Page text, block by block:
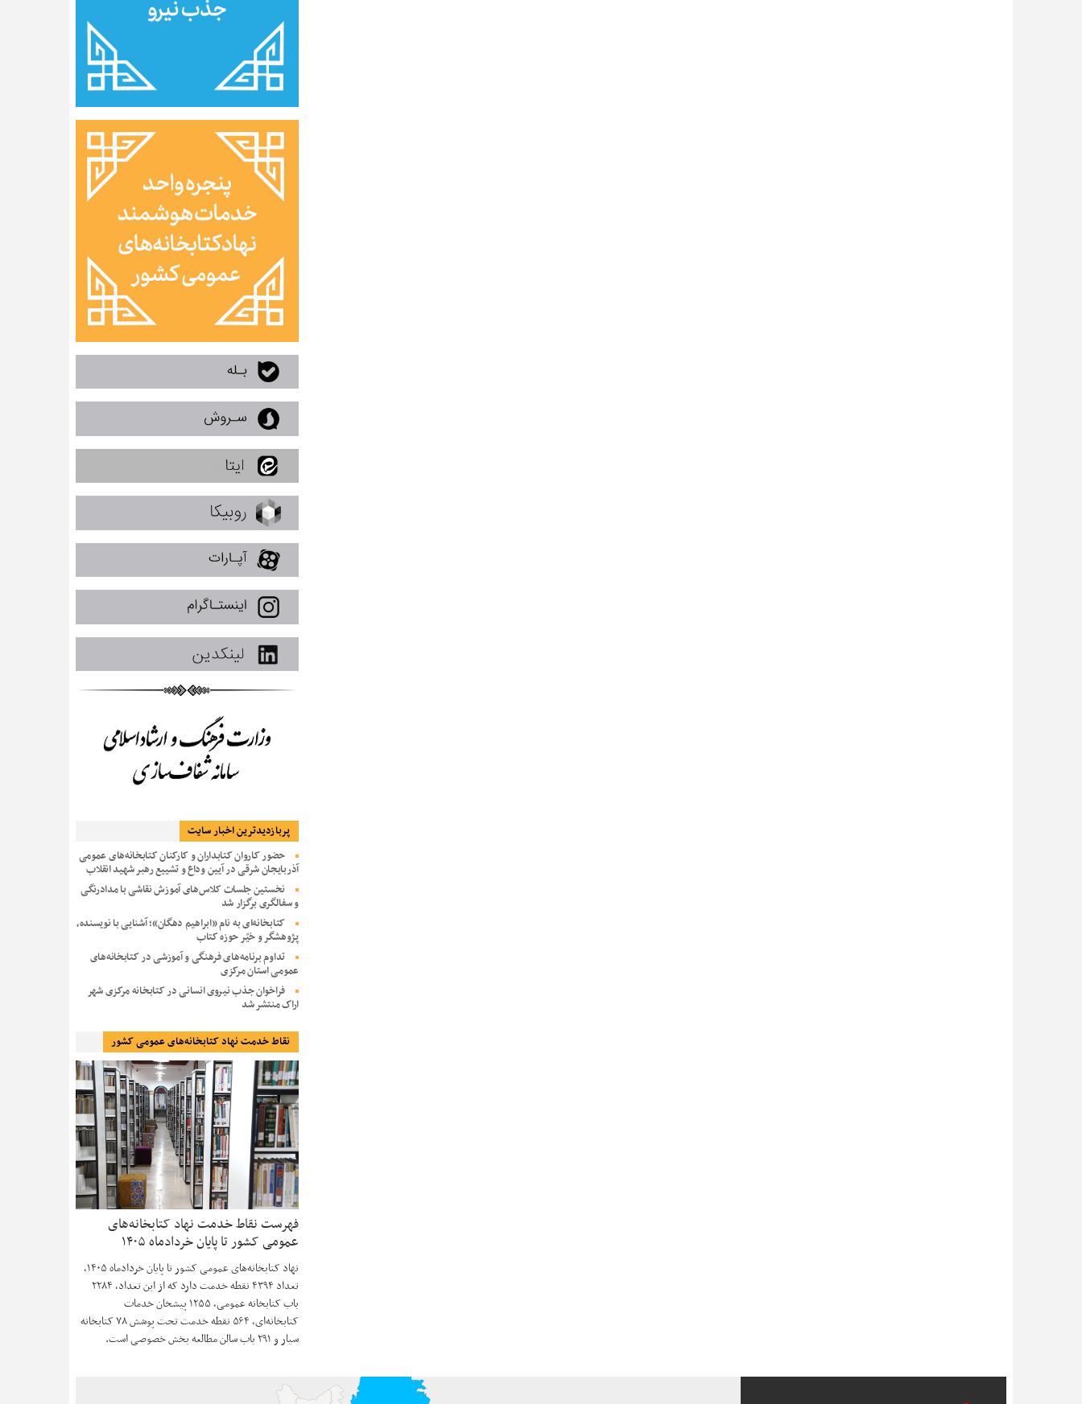
پربازديدترين اخبار سایت
حضور کاروان کتابداران و کارکنان کتابخانه‌های عمومی
آذربایجان شرقی در آیین وداع و تشییع رهبر شهید انقلاب
نخستین جلسات کلاس‌های آموزش نقاشی با مدادرنگی
و سفالگری برگزار شد
کتابخانه‌ای به نام «ابراهیم دهگان»؛ آشنایی با نویسنده،
پژوهشگر و خیّر حوزه کتاب
تداوم برنامه‌های فرهنگی و آموزشی در کتابخانه‌های
عمومی استان مرکزی
فراخوان جذب نیروی انسانی در کتابخانه مرکزی شهر
اراک منتشر شد
نقاط خدمت نهاد کتابخانه‌های عمومی کشور
فهرست نقاط خدمت نهاد کتابخانه‌های
عمومی کشور تا پایان خردادماه ۱۴۰۵
نهاد کتابخانه‌های عمومی کشور تا پایان خردادماه ۱۴۰۵،
تعداد ۴۳۹۴ نقطه خدمت دارد که از این تعداد، ۲۲۸۴
باب کتابخانه عمومی، ۱۲۵۵ پیشخان خدمات
کتابخانه‌ای، ۵۶۴ نقطه خدمت تحت پوشش ۷۸ کتابخانه
سیار و ۲۹۱ باب سالن مطالعه بخش خصوصی است.